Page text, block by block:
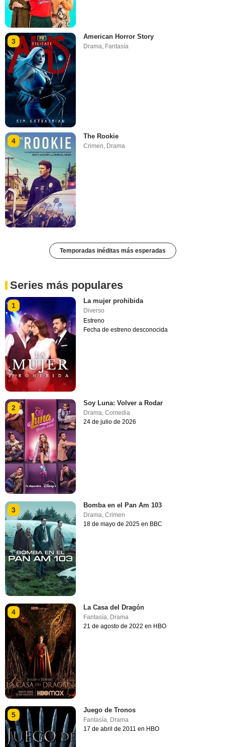
3
American Horror Story
Drama, Fantasía
4
The Rookie
Crimen, Drama
Temporadas inéditas más esperadas
Series más populares
1
La mujer prohibida
Diverso
Estreno
Fecha de estreno desconocida
2
Soy Luna: Volver a Rodar
Drama,Comedia
24 de julio de 2026
3
Bomba en el Pan Am 103
Drama,Crimen
18 de mayo de 2025 en BBC
4
La Casa del Dragón
Fantasía, Drama
21 de agosto de 2022 en HBO
5
Juego de Tronos
Fantasía Drama
17 de abril de 2011 en HBO